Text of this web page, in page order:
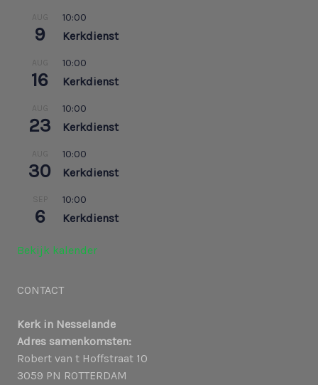
AUG
9
10:00
Kerkdienst
AUG
16
10:00
Kerkdienst
AUG
23
10:00
Kerkdienst
AUG
30
10:00
Kerkdienst
6
10:00
Kerkdienst
Bekijk kalender
CONTACT
Kerk in Nesselande
Adres samenkomsten:
Robert van t Hoffstraat 10
3059 PN ROTTERDAM